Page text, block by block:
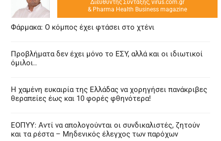
Διευθυντής Σύνταξης, virus.com.gr
& Pharma Health Business magazine
Φάρμακα: Ο κόμπος έχει φτάσει στο χτένι
Προβλήματα δεν έχει μόνο το ΕΣΥ, αλλά και οι ιδιωτικοί
όμιλοι..
Η χαμένη ευκαιρία της Ελλάδας να χορηγήσει πανάκριβες
θεραπείες έως και 10 φορές φθηνότερα!
ΕΟΠΥΥ: Αντί να απολογούνται οι συνδικαλιστές, ζητούν
και τα ρέστα – Μηδενικός έλεγχος των παρόχων